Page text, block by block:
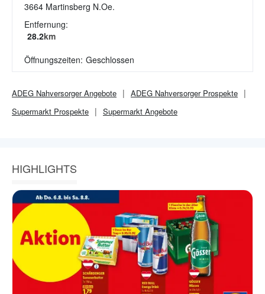
3664 Martinsberg N.Oe.
Entfernung:
28.2km
Öffnungszeiten: Geschlossen
ADEG NahversorgerAngebote ADEG NahversorgerProspekte
Supermarkt Prospekte Supermarkt Angebote
HIGHLIGHTS